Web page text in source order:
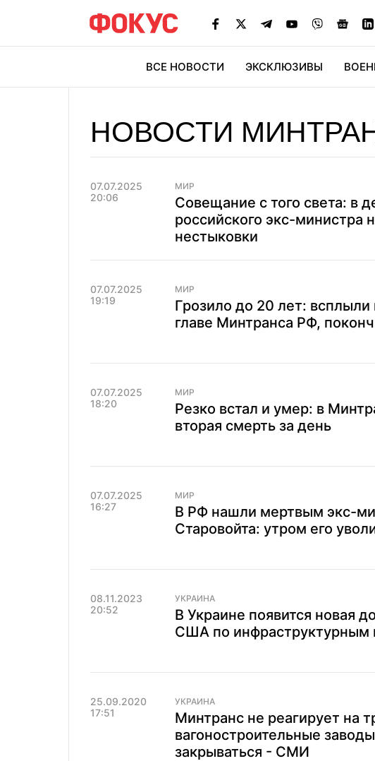
ВСЕ НОВОСТИ ЭКСКЛЮЗИВЫ
НОВОСТИ
07.07.2025
20:06
МИР
Совещание с того света: в
российского экс-министра
нестыковки
07.07.2025
19:19
МИР
Грозило до 20 лет:
главе Минтранса РФ,
07.07.2025
18:20
МИР
Резко встал и умер: в
вторая смерть за день
07.07.2025
16:27
МИР
В РФ нашли мертвым экс-
Старовойта: утром его
08.11.2023
20:52
УКРАИНА
В Украине появится новая
США по инфраструктурным
25.09.2020
17:51
УКРАИНА
Минтранс не реагирует на
вагоностроительные
закрываться - СМИ